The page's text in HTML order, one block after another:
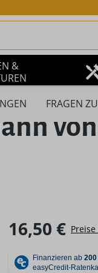
&
FRAGEN
von
Regulärer Preis:
16,50 €